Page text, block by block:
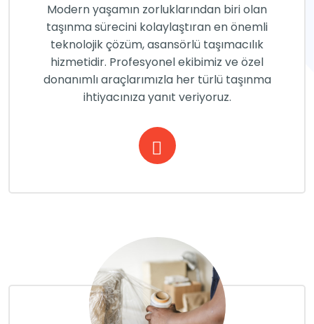
Modern yaşamın zorluklarından biri olan
taşınma sürecini kolaylaştıran en önemli
teknolojik çözüm, asansörlü taşımacılık
hizmetidir. Profesyonel ekibimiz ve özel
donanımlı araçlarımızla her türlü taşınma
ihtiyacınıza yanıt veriyoruz.